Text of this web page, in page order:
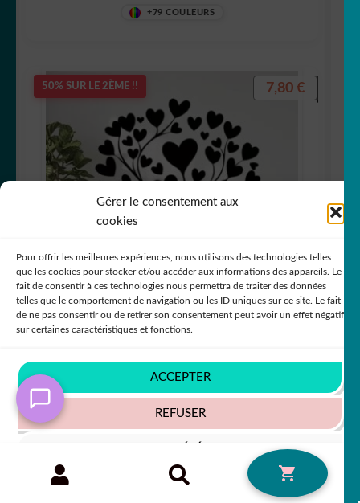
Gérer le consentement aux
cookies
Pour offrir les meilleures expériences, nous utilisons des technologies telles
que les cookies pour stocker et/ou accéder aux informations des appareils. Le
fait de consentir à ces technologies nous permettra de traiter des données
telles que le comportement de navigation ou les ID uniques sur ce site. Le fait
de ne pas consentir ou de retirer son consentement peut avoir un effet négatif
sur certaines caractéristiques et fonctions.
ACCEPTER
REFUSER
Politique de confidentialité
+79 COULEURS
50% SUR LE 2ÈME !!
+63 COULEURS
7,80 €
Recherche
RECHERCHE